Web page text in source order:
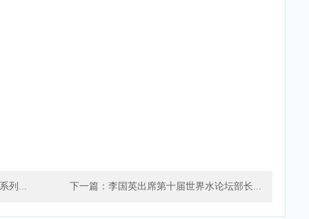
列... 下一篇：李国英出席第十届世界水论坛部长...